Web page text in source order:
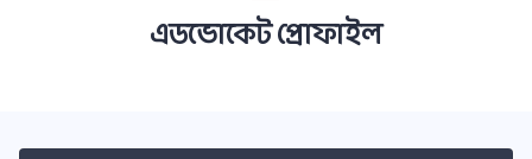
এডভোকেট প্রোফাইল